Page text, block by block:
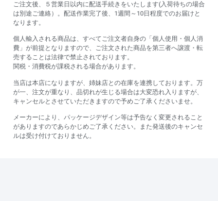
ご注文後、５営業日以内に配送手続きをいたします(入荷待ちの場合
は別途ご連絡）。配送作業完了後、1週間～10日程度でのお届けと
なります。
個人輸入される商品は、すべてご注文者自身の「個人使用・個人消
費」が前提となりますので、ご注文された商品を第三者へ譲渡・転
売することは法律で禁止されております。
関税・消費税が課税される場合があります。
当店は本店になりますが、姉妹店との在庫を連携しております。万
が一、注文が重なり、品切れが生じる場合は大変恐れ入りますが、
キャンセルとさせていただきますので予めご了承くださいませ。
メーカーにより、パッケージデザイン等は予告なく変更されること
がありますのであらかじめご了承ください。また発送後のキャンセ
ルは受け付けておりません。